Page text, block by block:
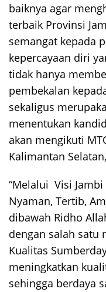
baiknya agar
terbaik Provinsi
semangat kepada
kepercayaan diri
tidak hanya
pembekalan
sekaligus
menentukan
akan mengikuti
Kalimantan
“Melalui Visi Jambi
Nyaman, Tertib,
dibawah Ridho
dengan salah satu
Kualitas
meningkatkan
sehingga berdaya